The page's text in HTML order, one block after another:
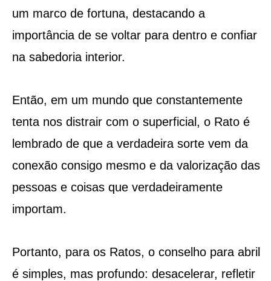
um marco de fortuna, destacando a
importância de se voltar para dentro e confiar
na sabedoria interior.
Então, em um mundo que constantemente
tenta nos distrair com o superficial, o Rato é
lembrado de que a verdadeira sorte vem da
conexão consigo mesmo e da valorização das
pessoas e coisas que verdadeiramente
importam.
Portanto, para os Ratos, o conselho para abril
é simples, mas profundo: desacelerar, refletir